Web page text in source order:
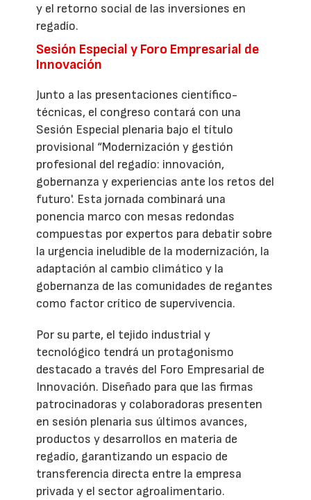
y el retorno social de las inversiones en
regadío.
Sesión Especial y Foro Empresarial de
Innovación
Junto a las presentaciones científico-
técnicas, el congreso contará con una
Sesión Especial plenaria bajo el título
provisional “Modernización y gestión
profesional del regadío: innovación,
gobernanza y experiencias ante los retos del
futuro'. Esta jornada combinará una
ponencia marco con mesas redondas
compuestas por expertos para debatir sobre
la urgencia ineludible de la modernización, la
adaptación al cambio climático y la
gobernanza de las comunidades de regantes
como factor crítico de supervivencia.
Por su parte, el tejido industrial y
tecnológico tendrá un protagonismo
destacado a través del Foro Empresarial de
Innovación. Diseñado para que las firmas
patrocinadoras y colaboradoras presenten
en sesión plenaria sus últimos avances,
productos y desarrollos en materia de
regadío, garantizando un espacio de
transferencia directa entre la empresa
privada y el sector agroalimentario.